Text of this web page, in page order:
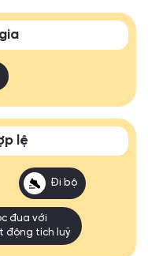
lệ
Đi bộ
đua với
động tích luỹ